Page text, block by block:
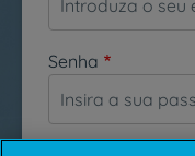
Senha